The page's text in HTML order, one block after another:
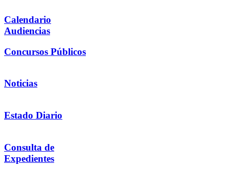
Calendario
Audiencias
Concursos Públicos
Noticias
Estado Diario
Consulta de
Expedientes